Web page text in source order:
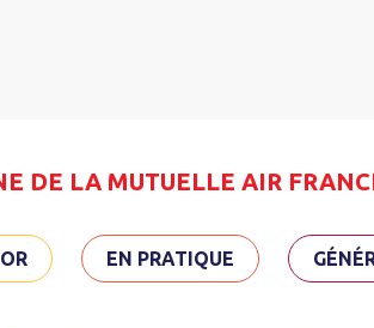
DE LA MUTUELLE AIR
EN PRATIQUE